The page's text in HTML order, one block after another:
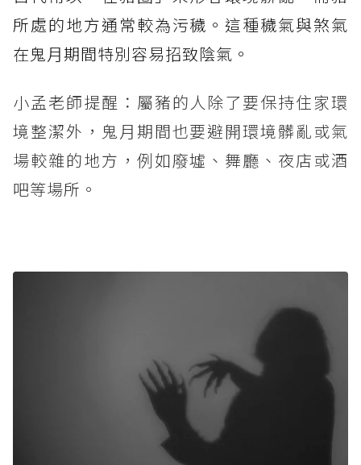
所處的地方通常較為污穢。這種穢氣與煞氣
在鬼月期間特別容易招致陰氣。
小孟老師提醒：屬豬的人除了要保持住家環
境整潔外，鬼月期間也要避開環境髒亂或氣
場較雜的地方，例如廢墟、舞廳、夜店或酒
吧等場所。